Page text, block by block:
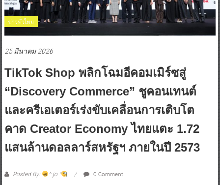
ข่าวทั่วไทย
25 มีนาคม 2026
TikTok Shop พลิกโฉมอีคอมเมิร์ซสู่
“Discovery Commerce” ชูคอนเทนต์
และครีเอเตอร์เร่งขับเคลื่อนการเติบโต
คาด Creator Economy ไทยแตะ 1.72
แสนล้านดอลลาร์สหรัฐฯ ภายในปี 2573
Posted By: ^ jo ^ 0 Comment